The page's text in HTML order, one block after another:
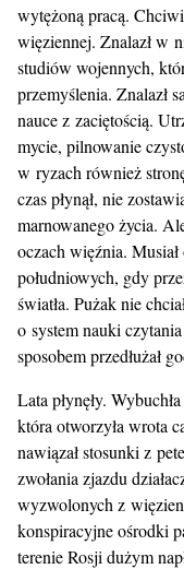
wytężoną pracą.
więziennej. Znalazł w
studiów wojennych,
przemyślenia. Znalazł
nauce z zaciętością.
mycie, pilnowanie
w ryzach również
czas płynął, nie
marnowanego życia.
oczach więźnia.
południowych, gdy
światła. Pużak nie
o system nauki
sposobem przedłużał
Lata płynęły.
która otworzyła wrota
nawiązał stosunki z
zwołania zjazdu
wyzwolonych z
konspiracyjne ośrodki
terenie Rosji dużym